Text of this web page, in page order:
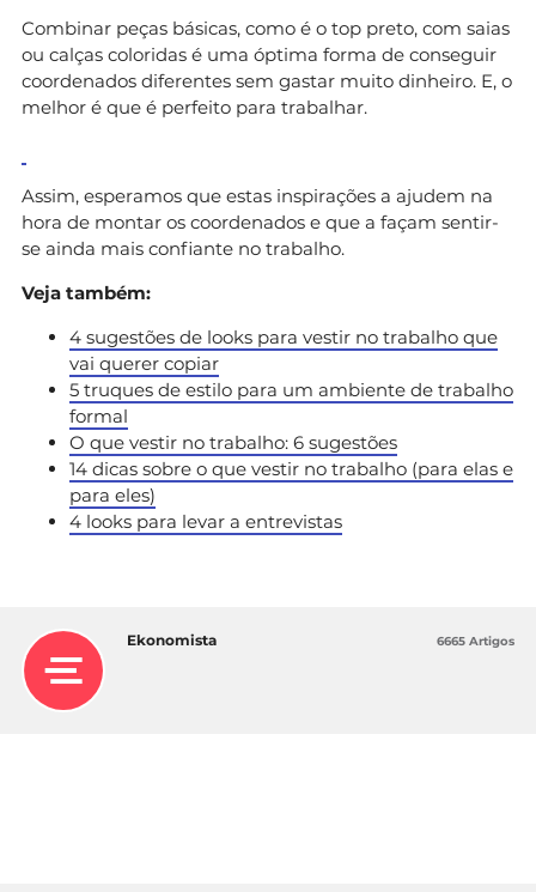
Combinar peças básicas, como é o top preto, com saias
ou calças coloridas é uma óptima forma de conseguir
coordenados diferentes sem gastar muito dinheiro. E, o
melhor é que é perfeito para trabalhar.
Assim, esperamos que estas inspirações a ajudem na
hora de montar os coordenados e que a façam sentir-
se ainda mais confiante no trabalho.
Veja também:
4 sugestões de looks para vestir no trabalho que
vai querer copiar
5 truques de estilo para um ambiente de trabalho
formal
O que vestir no trabalho: 6 sugestões
14 dicas sobre o que vestir no trabalho (para elas e
para eles)
4 looks para levar a entrevistas
Ekonomista 6665 Artigos